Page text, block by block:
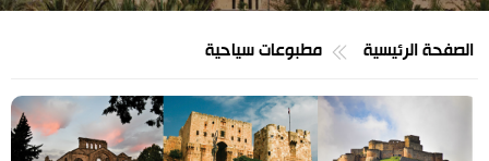
الصفحة الرئيسية مطبوعات سياحية